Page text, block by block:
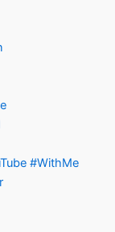
#WithMe